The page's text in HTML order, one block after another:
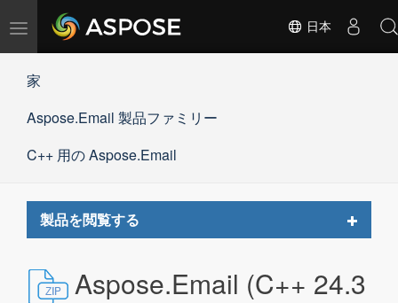
ナ
ー
ョ
の
日本
家
Aspose.Email 製品ファミリー
C++ 用の Aspose.Email
製品を閲覧する
Toggle
Aspose.Email (C++ 24.3